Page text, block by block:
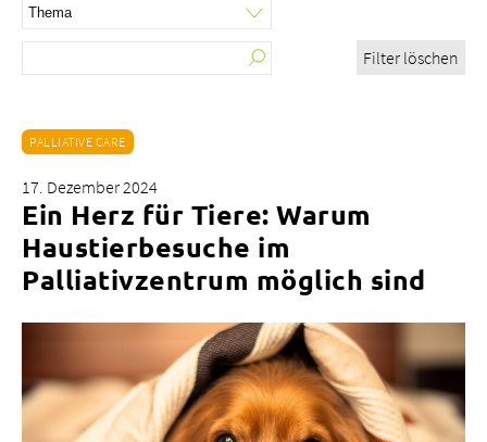
Zuweisende
Jobs & Karriere
Qualität
Filter löschen
PALLIATIVE CARE
17. Dezember 2024
Ein Herz für Tiere: Warum
Haustierbesuche im
Palliativzentrum möglich sind